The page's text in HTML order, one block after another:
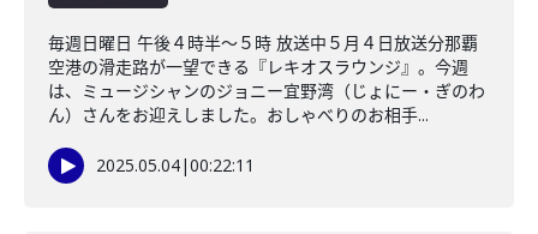
毎週日曜日 午後４時半～５時 放送中５月４日放送分那覇
空港の滑走路が一望できる『レキオスラウンジ』。今週
は、ミュージシャンのジョニー宜野湾（じょにー・ぎのわ
ん）さんをお迎えしました。おしゃべりのお相手...
2025.05.04|00:22:11